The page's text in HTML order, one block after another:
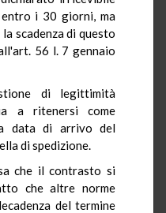
i 30 giorni, ma
scadenza di questo
56 l. 7 gennaio
di legittimità
a ritenersi come
data di arrivo del
di spedizione.
che il contrasto si
che altre norme
del termine